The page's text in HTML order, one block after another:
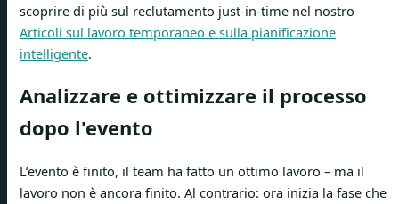
scoprire di più sul reclutamento just-in-time nel nostro
Articoli sul lavoro temporaneo e sulla pianificazione
intelligente.
Analizzare e ottimizzare il processo
dopo l'evento
L’evento è finito, il team ha fatto un ottimo lavoro – ma il
lavoro non è ancora finito. Al contrario: ora inizia la fase che